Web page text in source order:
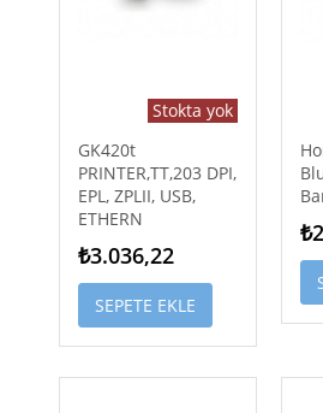
Stokta yok
GK420t
PRINTER,TT,203 DPI,
EPL, ZPLII, USB,
ETHERN
₺3.036,22
SEPETE EKLE